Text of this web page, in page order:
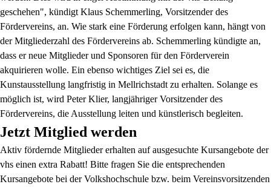
geschehen", kündigt Klaus Schemmerling, Vorsitzender des
Fördervereins, an. Wie stark eine Förderung erfolgen kann, hängt von
der Mitgliederzahl des Fördervereins ab. Schemmerling kündigte an,
dass er neue Mitglieder und Sponsoren für den Förderverein
akquirieren wolle. Ein ebenso wichtiges Ziel sei es, die
Kunstausstellung langfristig in Mellrichstadt zu erhalten. Solange es
möglich ist, wird Peter Klier, langjähriger Vorsitzender des
Fördervereins, die Ausstellung leiten und künstlerisch begleiten.
Jetzt Mitglied werden
Aktiv fördernde Mitglieder erhalten auf ausgesuchte Kursangebote der
vhs einen extra Rabatt! Bitte fragen Sie die entsprechenden
Kursangebote bei der Volkshochschule bzw. beim Vereinsvorsitzenden